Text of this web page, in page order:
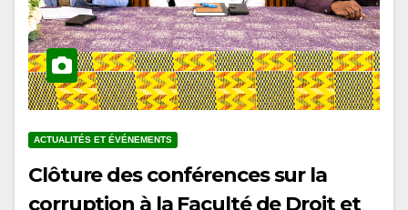
ACTUALITÉS ET ÉVÉNEMENTS
Clôture des conférences sur la
corruption à la Faculté de Droit et